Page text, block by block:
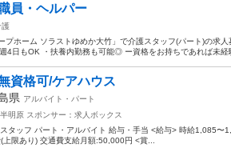
員・ヘルパー
護
プホーム ソラストゆめか大竹」で介護スタッフ(パート)の求人
4日もOK ・扶養内勤務も可能◎ ー資格をお持ちであれば未経
資格可/ケアハウス
県 アルバイト・パート
明原 スポンサー：求人ボックス
スタッフ パート・アルバイト 給与・手当 <給与> 時給1,085〜
限あり) 交通費支給月額:50,000円 <賞...